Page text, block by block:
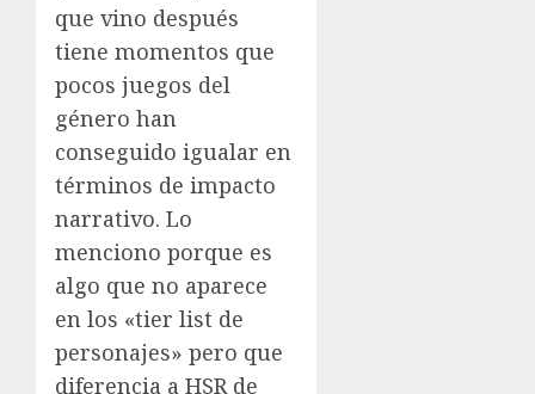
que vino después
tiene momentos que
pocos juegos del
género han
conseguido igualar en
términos de impacto
narrativo. Lo
menciono porque es
algo que no aparece
en los «tier list de
personajes» pero que
diferencia a HSR de